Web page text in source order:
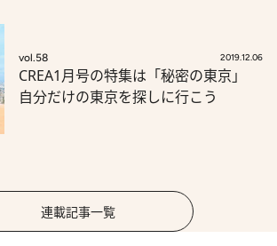
vol.58 2019.12.06
CREA1月号の特集は「秘密の東京」
自分だけの東京を探しに行こう
連載記事一覧